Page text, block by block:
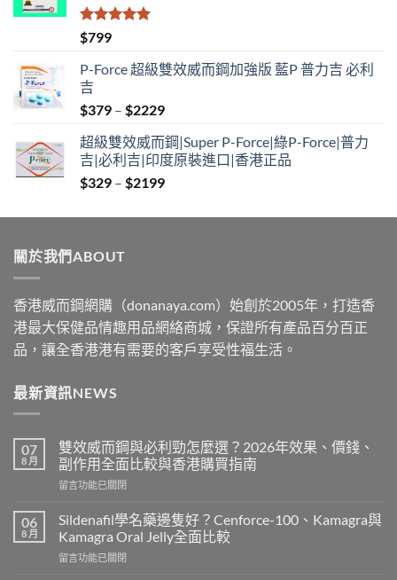
評分
滿分 5
$799
P-Force 超級雙效威而鋼加強版 藍P 普力吉 必利
吉
$379 – $2229Price
$379
through
$2229
超級雙效威而鋼|Super P-Force|綠P-Force|普力
吉|必利吉|印度原裝進口|香港正品
$329 – $2199Price
$329
關於我們ABOUT
香港威而鋼網購（donanaya.com）始創於2005年，打造香
港最大保健品情趣用品網絡商城，保證所有產品百分百正
品，讓全香港港有需要的客戶享受性福生活。
最新資訊NEWS
07
8 月
雙效威而鋼與必利勁怎麼選？2026年效果、價錢、
副作用全面比較與香港購買指南
在
效
而
鋼
留言功能已關閉
06
8 月
Sildenafil學名藥邊隻好？Cenforce-100、Kamagra與
Kamagra Oral Jelly全面比較
在
留言功能已關閉